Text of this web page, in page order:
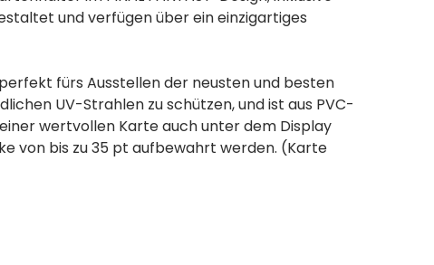
und verfügen über ein einzigartiges
fürs Ausstellen der neusten und besten
UV-Strahlen zu schützen, und ist aus PVC-
wertvollen Karte auch unter dem Display
von bis zu 35 pt aufbewahrt werden. (Karte